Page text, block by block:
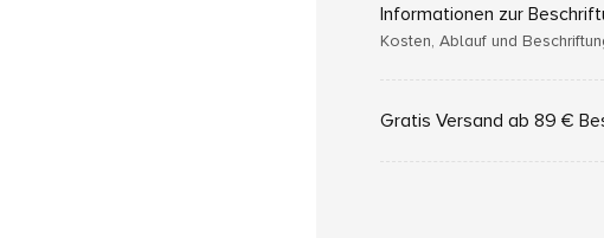
Informationen zur
Kosten, Ablauf und
Gratis Versand ab 89 €